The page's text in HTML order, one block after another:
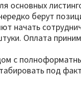
основных
берут
начать
Оплата
с
под